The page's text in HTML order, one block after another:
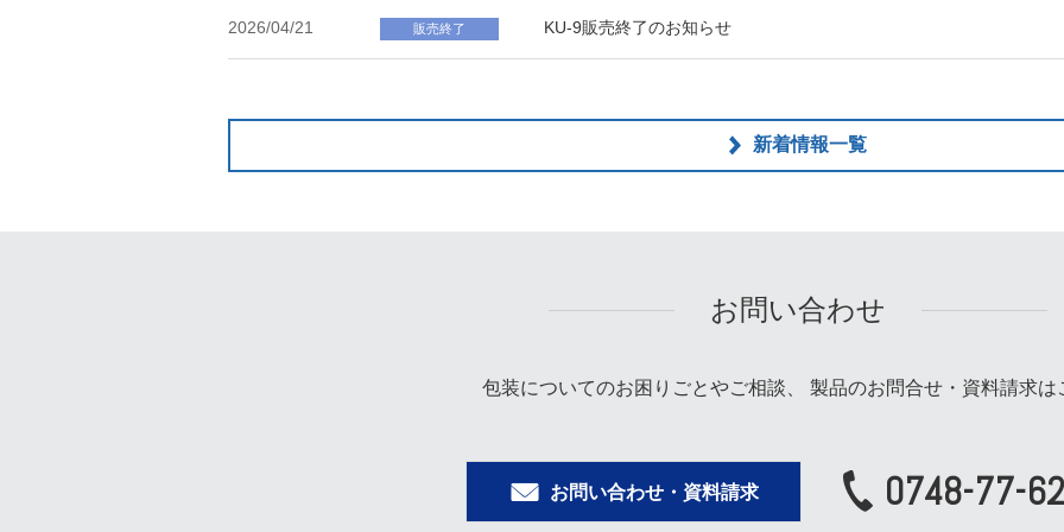
2026/04/21 販売終了 KU-9販売終了のお知らせ
新着情報一覧
お問い合わせ
包装についてのお困りごとやご相談、 製品のお問合せ・資料請求は
お問い合わせ・資料請求 0748-77-